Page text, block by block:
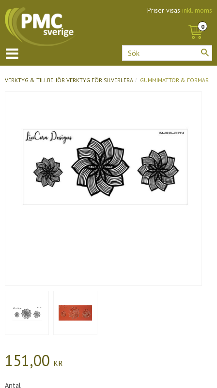
Priser visas inkl. moms
VERKTYG & TILLBEHÖR VERKTYG FÖR SILVERLERA GUMMIMATTOR & FORMAR
151,00 KR
Antal